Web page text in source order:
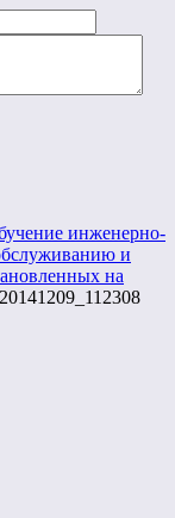
инженерно-
и
на
20141209_112308